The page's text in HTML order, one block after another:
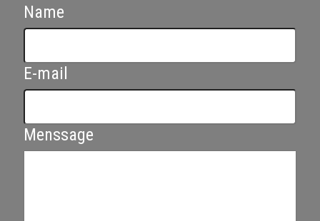
Name
E-mail
Menssage